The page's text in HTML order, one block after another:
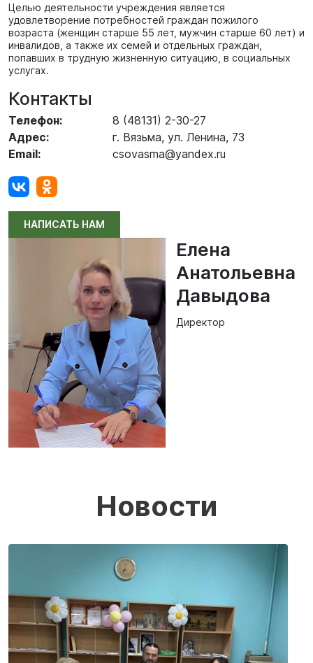
Целью деятельности учреждения является
удовлетворение потребностей граждан пожилого
возраста (женщин старше 55 лет, мужчин старше 60 лет) и
инвалидов, а также их семей и отдельных граждан,
попавших в трудную жизненную ситуацию, в социальных
услугах.
Контакты
Телефон:
8 (48131) 2-30-27
Адрес:
г. Вязьма, ул. Ленина, 73
Email:
csovasma@yandex.ru
НАПИСАТЬ НАМ
Елена
Анатольевна
Давыдова
Директор
Новости